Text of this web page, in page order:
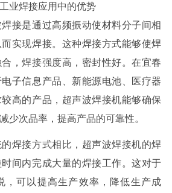
业焊接应用中的优势
接是通过高频振动使材料分子间相
实现焊接。这种焊接方式能够使焊
，焊接强度高，密封性好。在宜春
子信息产品、新能源电池、医疗器
高的产品，超声波焊接机能够确保
少次品率，提高产品的可靠性。
焊接方式相比，超声波焊接机的焊
间内完成大量的焊接工作。这对于
，可以提高生产效率，降低生产成